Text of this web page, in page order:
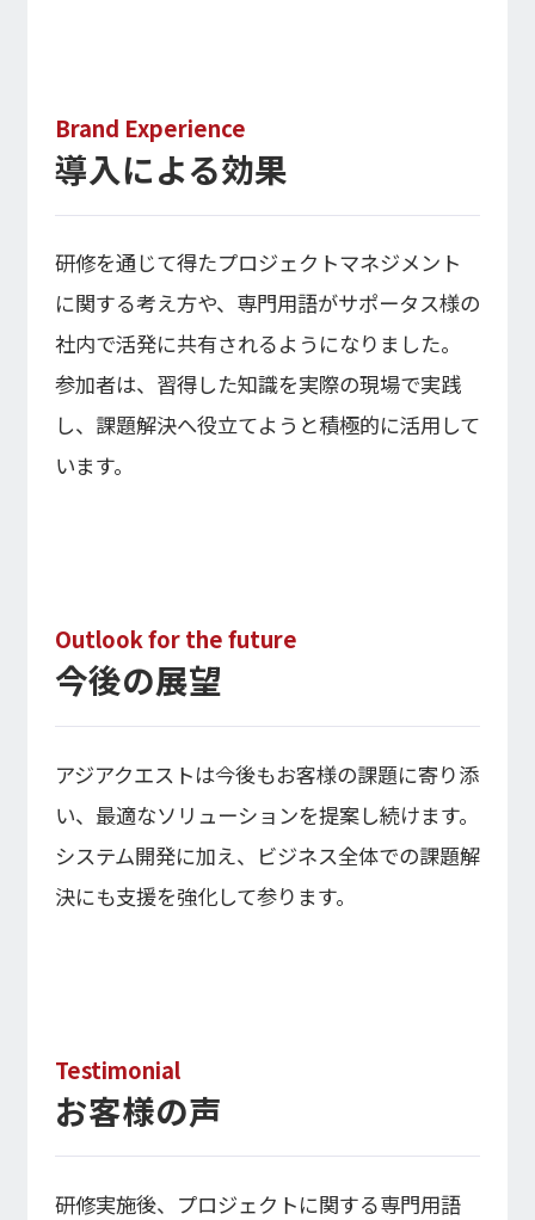
Brand Experience
導入による効果
研修を通じて得たプロジェクトマネジメント
に関する考え方や、専門用語がサポータス様の
社内で活発に共有されるようになりました。
参加者は、習得した知識を実際の現場で実践
し、課題解決へ役立てようと積極的に活用して
います。
Outlook for the future
今後の展望
アジアクエストは今後もお客様の課題に寄り添
い、最適なソリューションを提案し続けます。
システム開発に加え、ビジネス全体での課題解
決にも支援を強化して参ります。
Testimonial
お客様の声
研修実施後、プロジェクトに関する専門用語